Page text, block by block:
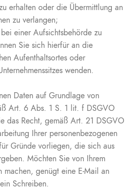
erhalten oder die Übermittlung an
zu verlangen;
einer Aufsichtsbehörde zu
Sie sich hierfür an die
Aufenthaltsortes oder
wenden.
Daten auf Grundlage von
Art. 6 Abs. 1 S. 1 lit. f DSGVO
das Recht, gemäß Art. 21 DSGVO
Ihrer personenbezogenen
Gründe vorliegen, die sich aus
Möchten Sie von Ihrem
genügt eine E-Mail an
Schreiben.